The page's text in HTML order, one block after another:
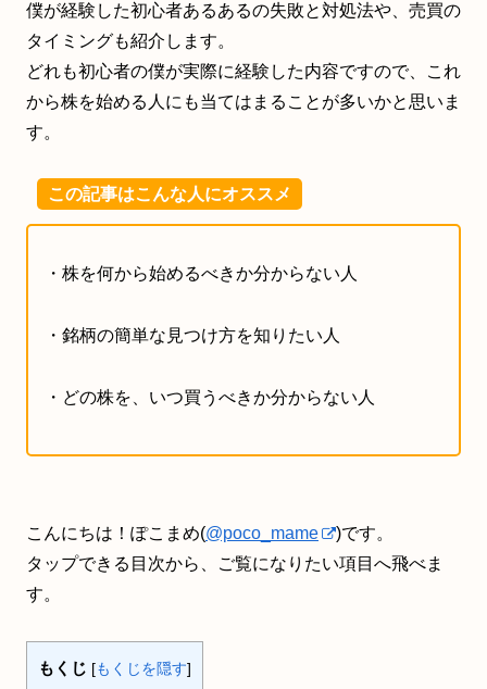
僕が経験した初心者あるあるの失敗と対処法や、売買の
タイミングも紹介します。
どれも初心者の僕が実際に経験した内容ですので、これ
から株を始める人にも当てはまることが多いかと思いま
す。
この記事はこんな人にオススメ
・株を何から始めるべきか分からない人
・銘柄の簡単な見つけ方を知りたい人
・どの株を、いつ買うべきか分からない人
こんにちは！ぽこまめ(@poco_mame
)です。
タップできる目次から、ご覧になりたい項目へ飛べま
す。
もくじ [もくじを隠す]